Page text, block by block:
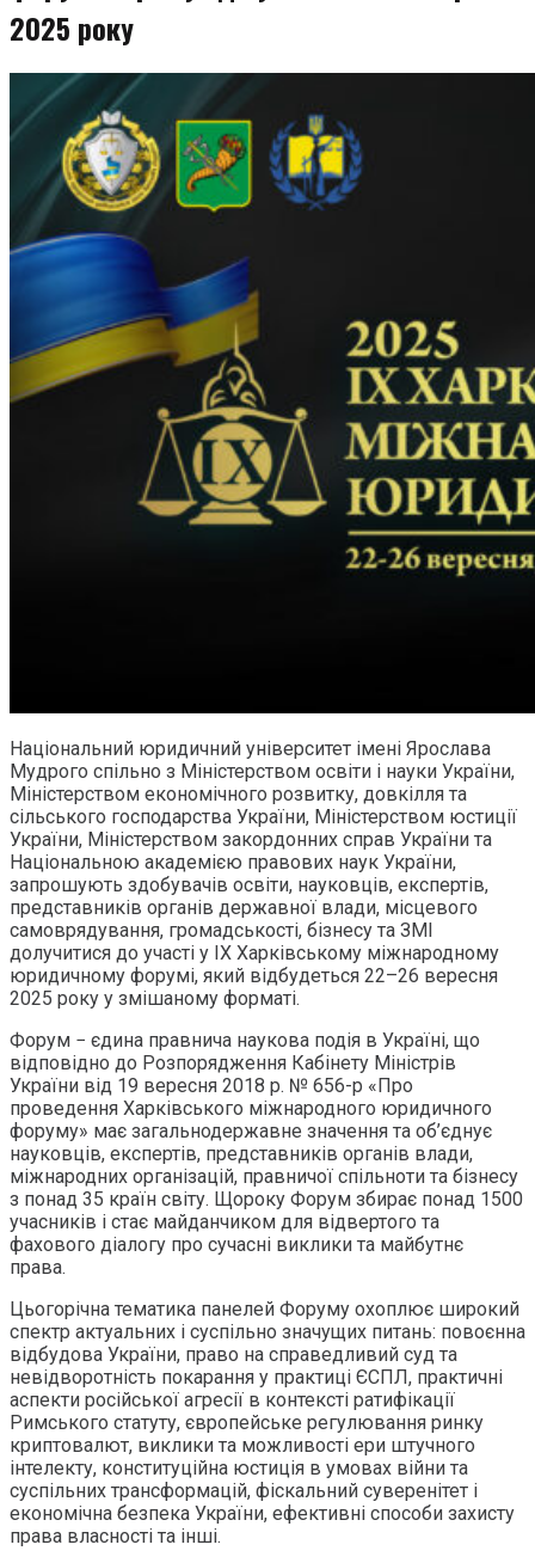
2025 року
Національний юридичний університет імені Ярослава
Мудрого спільно з Міністерством освіти і науки України,
Міністерством економічного розвитку, довкілля та
сільського господарства України, Міністерством юстиції
України, Міністерством закордонних справ України та
Національною академією правових наук України,
запрошують здобувачів освіти, науковців, експертів,
представників органів державної влади, місцевого
самоврядування, громадськості, бізнесу та ЗМІ
долучитися до участі у IX Харківському міжнародному
юридичному форумі, який відбудеться 22–26 вересня
2025 року у змішаному форматі.
Форум − єдина правнича наукова подія в Україні, що
відповідно до Розпорядження Кабінету Міністрів
України від 19 вересня 2018 р. № 656-р «Про
проведення Харківського міжнародного юридичного
форуму» має загальнодержавне значення та об’єднує
науковців, експертів, представників органів влади,
міжнародних організацій, правничої спільноти та бізнесу
з понад 35 країн світу. Щороку Форум збирає понад 1500
учасників і стає майданчиком для відвертого та
фахового діалогу про сучасні виклики та майбутнє
права.
Цьогорічна тематика панелей Форуму охоплює широкий
спектр актуальних і суспільно значущих питань: повоєнна
відбудова України, право на справедливий суд та
невідворотність покарання у практиці ЄСПЛ, практичні
аспекти російської агресії в контексті ратифікації
Римського статуту, європейське регулювання ринку
криптовалют, виклики та можливості ери штучного
інтелекту, конституційна юстиція в умовах війни та
суспільних трансформацій, фіскальний суверенітет і
економічна безпека України, ефективні способи захисту
права власності та інші.